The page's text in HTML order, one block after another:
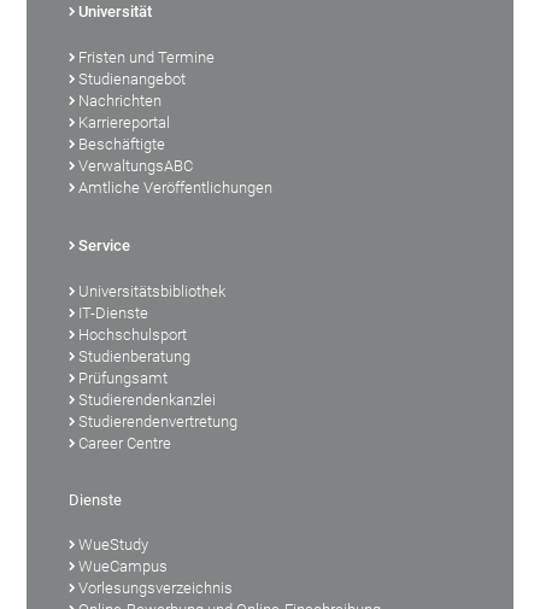
Universität
Fristen und Termine
Studienangebot
Nachrichten
Karriereportal
Beschäftigte
VerwaltungsABC
Amtliche Veröffentlichungen
Service
Universitätsbibliothek
IT-Dienste
Hochschulsport
Studienberatung
Prüfungsamt
Studierendenkanzlei
Studierendenvertretung
Career Centre
Dienste
WueStudy
WueCampus
Vorlesungsverzeichnis